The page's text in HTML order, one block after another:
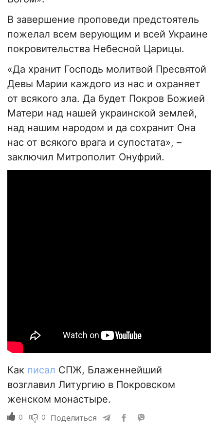
В завершение проповеди предстоятель
пожелал всем верующим и всей Украине
покровительства Небесной Царицы.
«Да хранит Господь молитвой Пресвятой
Девы Марии каждого из нас и охраняет
от всякого зла. Да будет Покров Божией
Матери над нашей украинской землей,
над нашим народом и да сохранит Она
нас от всякого врага и супостата», –
заключил Митрополит Онуфрий.
Как писал СПЖ, Блаженнейший
возглавил Литургию в Покровском
женском монастыре.
0 0 Поделиться